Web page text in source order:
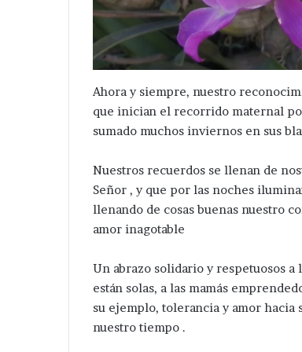
Ahora y siempre, nuestro
que inician el recorrido maternal
sumado muchos inviernos en sus
Nuestros recuerdos se llenan de
Señor , y que por las noches
llenando de cosas buenas nuestro
amor inagotable
Un abrazo solidario y respetuosos
están solas, a las mamás
su ejemplo, tolerancia y amor hacia
nuestro tiempo .
Zoyapetlayoca
.